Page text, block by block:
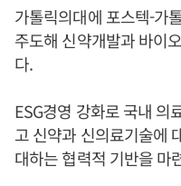
가톨릭의대에 포스텍-가
주도해 신약개발과 바이
다.
ESG경영 강화로 국내 의
고 신약과 신의료기술에
대하는 협력적 기반을 마